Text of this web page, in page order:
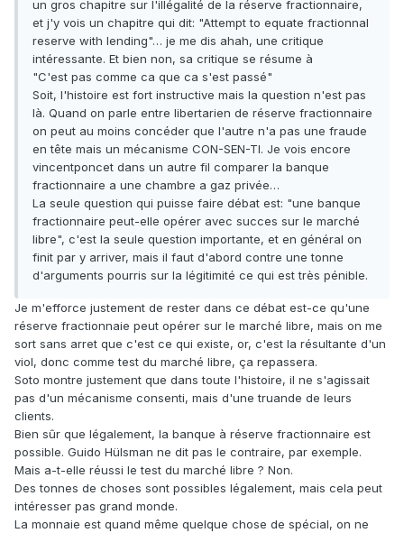
un gros chapitre sur l'illégalité de la réserve fractionnaire,
et j'y vois un chapitre qui dit: "Attempt to equate fractionnal
reserve with lending"… je me dis ahah, une critique
intéressante. Et bien non, sa critique se résume à
"C'est pas comme ca que ca s'est passé"
Soit, l'histoire est fort instructive mais la question n'est pas
là. Quand on parle entre libertarien de réserve fractionnaire
on peut au moins concéder que l'autre n'a pas une fraude
en tête mais un mécanisme CON-SEN-TI. Je vois encore
vincentponcet dans un autre fil comparer la banque
fractionnaire a une chambre a gaz privée…
La seule question qui puisse faire débat est: "une banque
fractionnaire peut-elle opérer avec succes sur le marché
libre", c'est la seule question importante, et en général on
finit par y arriver, mais il faut d'abord contre une tonne
d'arguments pourris sur la légitimité ce qui est très pénible.
Je m'efforce justement de rester dans ce débat est-ce qu'une
réserve fractionnaie peut opérer sur le marché libre, mais on me
sort sans arret que c'est ce qui existe, or, c'est la résultante d'un
viol, donc comme test du marché libre, ça repassera.
Soto montre justement que dans toute l'histoire, il ne s'agissait
pas d'un mécanisme consenti, mais d'une truande de leurs
clients.
Bien sûr que légalement, la banque à réserve fractionnaire est
possible. Guido Hülsman ne dit pas le contraire, par exemple.
Mais a-t-elle réussi le test du marché libre ? Non.
Des tonnes de choses sont possibles légalement, mais cela peut
intéresser pas grand monde.
La monnaie est quand même quelque chose de spécial, on ne